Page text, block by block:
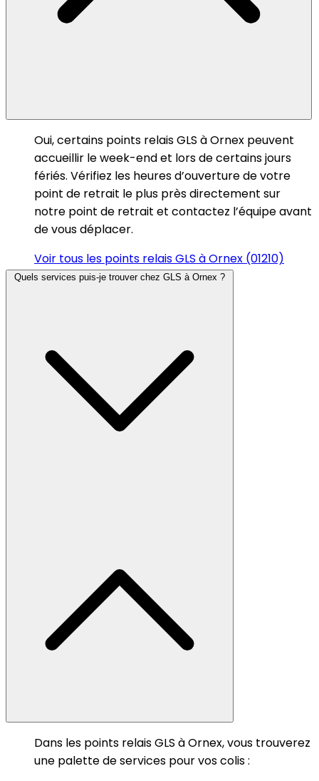
Oui, certains points relais GLS à Ornex peuvent
accueillir le week-end et lors de certains jours
fériés. Vérifiez les heures d’ouverture de votre
point de retrait le plus près directement sur
notre point de retrait et contactez l’équipe avant
de vous déplacer.
Voir tous les points relais GLS à Ornex (01210)
Quels services puis-je trouver chez GLS à Ornex ?
Dans les points relais GLS à Ornex, vous trouverez
une palette de services pour vos colis :